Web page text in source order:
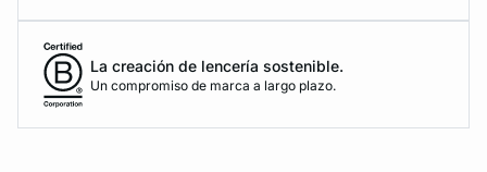
La creación de lencería sostenible.
Un compromiso de marca a largo plazo.